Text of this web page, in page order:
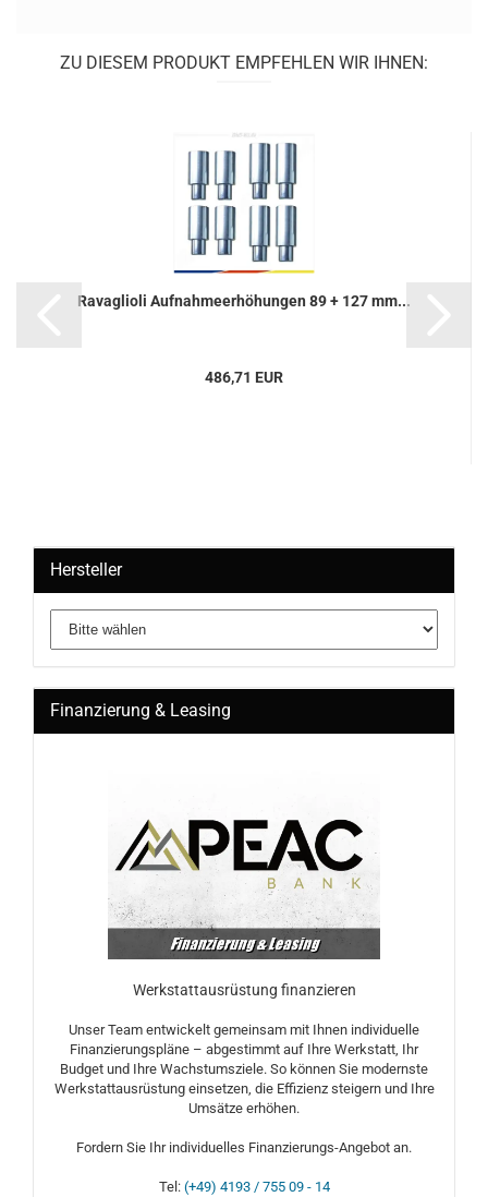
ZU DIESEM PRODUKT EMPFEHLEN WIR IHNEN:
Ra­vaglio­li Auf­nah­me­er­hö­hun­gen 89 + 127 mm...
486,71 EUR
Hersteller
Finanzierung & Leasing
Werkstattausrüstung finanzieren
Unser Team entwickelt gemeinsam mit Ihnen individuelle
Finanzierungspläne – abgestimmt auf Ihre Werkstatt, Ihr
Budget und Ihre Wachstumsziele. So können Sie modernste
Werkstattausrüstung einsetzen, die Effizienz steigern und Ihre
Umsätze erhöhen.
Fordern Sie Ihr individuelles Finanzierungs-Angebot an.
Tel: (+49) 4193 / 755 09 - 14